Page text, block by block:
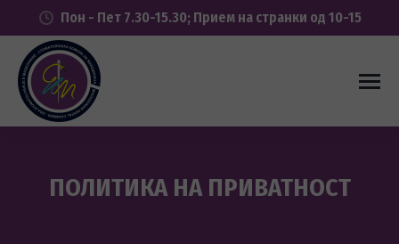
Пон - Пет 7.30-15.30; Прием на странки од 10-15
ПОЛИТИКА НА ПРИВАТНОСТ